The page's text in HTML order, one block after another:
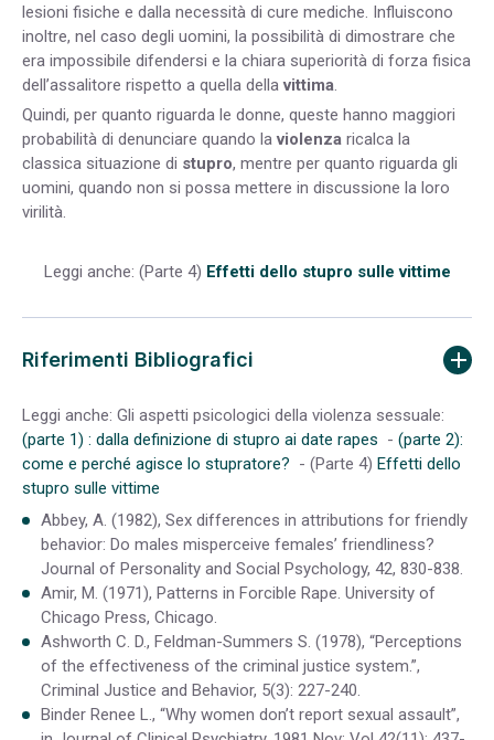
lesioni fisiche e dalla necessità di cure mediche. Influiscono
inoltre, nel caso degli uomini, la possibilità di dimostrare che
era impossibile difendersi e la chiara superiorità di forza fisica
dell’assalitore rispetto a quella dellavittima.
Quindi, per quanto riguarda le donne, queste hanno maggiori
probabilità di denunciare quando laviolenza ricalca la
classica situazione di stupro, mentre per quanto riguarda gli
uomini, quando non si possa mettere in discussione la loro
virilità.
Leggi anche: (Parte 4) Effetti dello stupro sulle vittime
Riferimenti Bibliografici
Leggi anche: Gli aspetti psicologici della violenza sessuale:
(parte 1) : dalla definizione di stupro ai date rapes - (parte 2):
come e perché agisce lo stupratore? - (Parte 4) Effetti dello
stupro sulle vittime
Abbey, A. (1982), Sex differences in attributions for friendly
behavior: Do males misperceive females’ friendliness?
Journal of Personality and Social Psychology, 42, 830-838.
Amir, M. (1971), Patterns in Forcible Rape. University of
Chicago Press, Chicago.
Ashworth C. D., Feldman-Summers S. (1978), “Perceptions
of the effectiveness of the criminal justice system.”,
Criminal Justice and Behavior, 5(3): 227-240.
Binder Renee L., “Why women don’t report sexual assault”,